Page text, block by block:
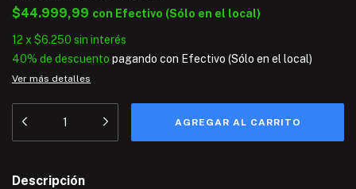
$44.999,99 con Efectivo (Sólo en el local)
12 x $6.250 sin interés
40% de descuento pagando con Efectivo (Sólo en el local)
Ver más detalles
Descripción